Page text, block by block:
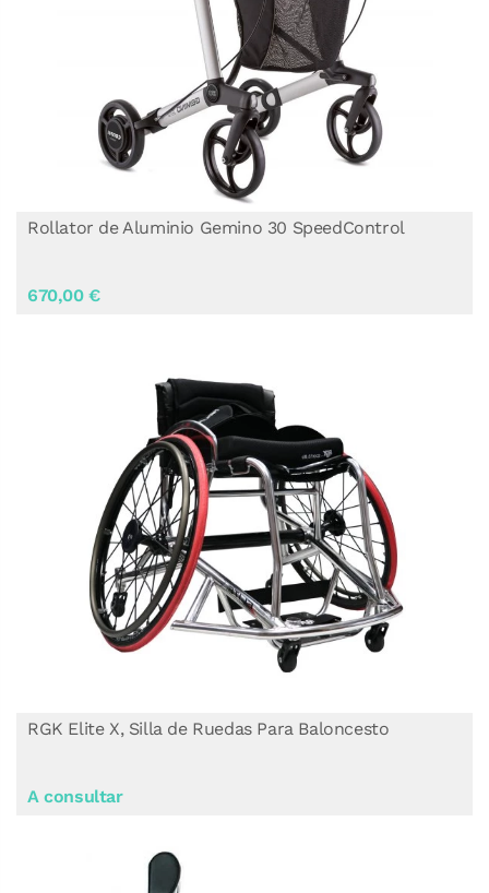
RGK Elite X, Silla de Ruedas Para Baloncesto
A consultar
Rollator de Aluminio Gemino 30 SpeedControl
670,00 €